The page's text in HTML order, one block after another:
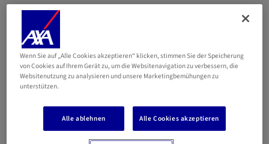
d’AXA Luxembourg
et de Luxair Airlines
(https://www.instagram.com/luxairairlines)
Aimer la publication du concours, accessible via le
https://www.instagram.com/p/DGnSdD_iEXC/?hl=fr
Wenn Sie auf „Alle Cookies akzeptieren“ klicken, stimmen Sie der Speicherung
von Cookies auf Ihrem Gerät zu, um die Websitenavigation zu verbessern, die
Websitenutzung zu analysieren und unsere Marketingbemühungen zu
unterstützen.
Alle ablehnen Alle Cookies akzeptieren